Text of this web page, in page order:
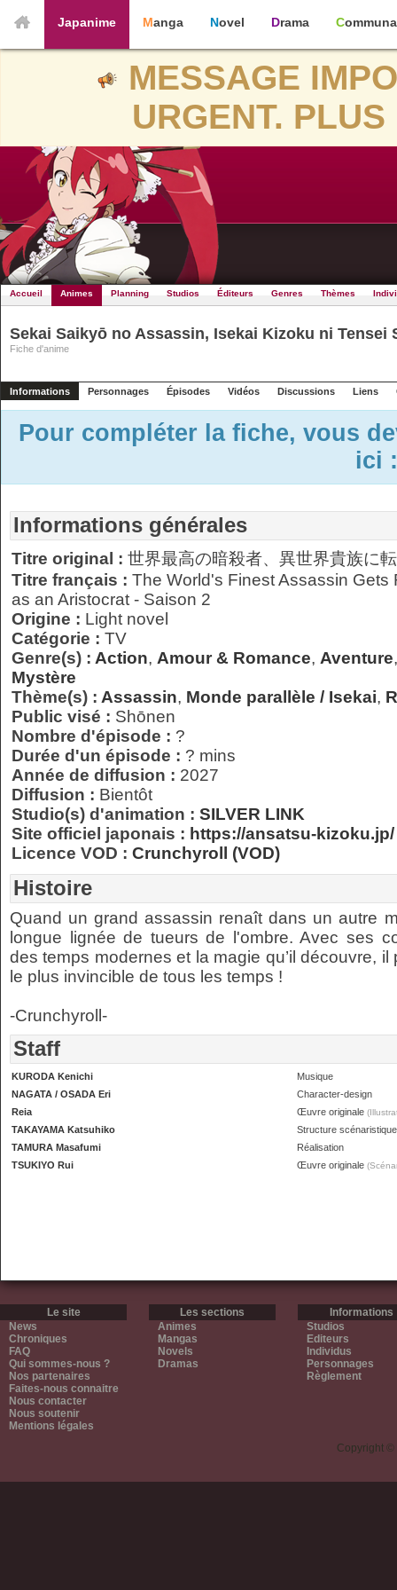
Japanime Manga Novel Drama
MESSAGE
URGENT.
Accueil Animes Planning Studios Éditeurs Genres Thèmes
Sekai Saikyō no Assassin, Isekai Kizoku ni Tensei
Fiche d'anime
Informations Personnages Épisodes Vidéos Discussions Liens
Pour compléter la fiche, vous
ici
Informations générales
Titre original : 世界最高の暗殺者、異世界貴族に
Titre français : The World's Finest Assassin Gets
as an Aristocrat - Saison 2
Origine : Light novel
Catégorie : TV
Genre(s) : Action, Amour & Romance, Aventure
Mystère
Thème(s) : Assassin, Monde parallèle / Isekai,
Public visé : Shōnen
Nombre d'épisode : ?
Durée d'un épisode : ? mins
Année de diffusion : 2027
Diffusion : Bientôt
Studio(s) d'animation : SILVER LINK
Site officiel japonais : https://ansatsu-kizoku.jp/
Licence VOD : Crunchyroll (VOD)
Histoire
Quand un grand assassin renaît dans un autre
longue lignée de tueurs de l'ombre. Avec ses
des temps modernes et la magie qu’il découvre,
le plus invincible de tous les temps !
-Crunchyroll-
Staff
KURODA Kenichi
Musique
NAGATA / OSADA Eri
Character-design
Reia
Œuvre originale
TAKAYAMA Katsuhiko
Structure scénaristique
TAMURA Masafumi
Réalisation
TSUKIYO Rui
Œuvre originale
Le site
News
Chroniques
FAQ
Qui sommes-nous ?
Nos partenaires
Faites-nous connaitre
Nous contacter
Nous soutenir
Mentions légales
Les sections
Animes
Mangas
Novels
Dramas
Informations
Studios
Editeurs
Individus
Personnages
Règlement
Copyright ©